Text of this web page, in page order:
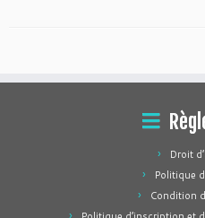
Droit
Politique
Condition